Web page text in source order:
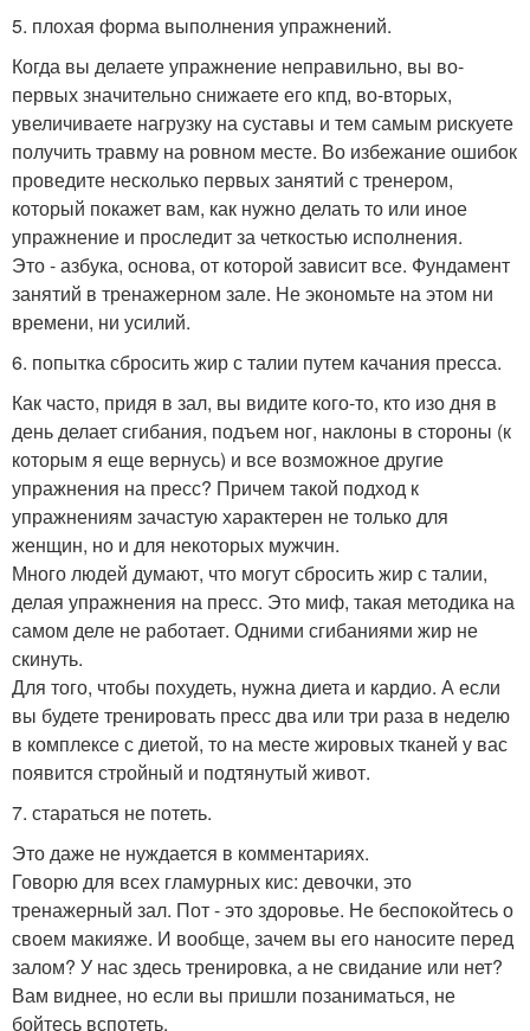
5. плохая форма выполнения упражнений.
Когда вы делаете упражнение неправильно, вы во-
первых значительно снижаете его кпд, во-вторых,
увеличиваете нагрузку на суставы и тем самым рискуете
получить травму на ровном месте. Во избежание ошибок
проведите несколько первых занятий с тренером,
который покажет вам, как нужно делать то или иное
упражнение и проследит за четкостью исполнения.
Это - азбука, основа, от которой зависит все. Фундамент
занятий в тренажерном зале. Не экономьте на этом ни
времени, ни усилий.
6. попытка сбросить жир с талии путем качания пресса.
Как часто, придя в зал, вы видите кого-то, кто изо дня в
день делает сгибания, подъем ног, наклоны в стороны (к
которым я еще вернусь) и все возможное другие
упражнения на пресс? Причем такой подход к
упражнениям зачастую характерен не только для
женщин, но и для некоторых мужчин.
Много людей думают, что могут сбросить жир с талии,
делая упражнения на пресс. Это миф, такая методика на
самом деле не работает. Одними сгибаниями жир не
скинуть.
Для того, чтобы похудеть, нужна диета и кардио. А если
вы будете тренировать пресс два или три раза в неделю
в комплексе с диетой, то на месте жировых тканей у вас
появится стройный и подтянутый живот.
7. стараться не потеть.
Это даже не нуждается в комментариях.
Говорю для всех гламурных кис: девочки, это
тренажерный зал. Пот - это здоровье. Не беспокойтесь о
своем макияже. И вообще, зачем вы его наносите перед
залом? У нас здесь тренировка, а не свидание или нет?
Вам виднее, но если вы пришли позаниматься, не
бойтесь вспотеть.